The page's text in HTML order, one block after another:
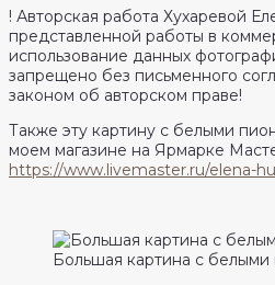
! Авторская работа Хухаревой
представленной работы в
использование данных
запрещено без письменного
законом об авторском праве!
Также эту картину с белыми
моем магазине на Ярмарке
https://www.livemaster.ru/elena-
Большая картина с белыми